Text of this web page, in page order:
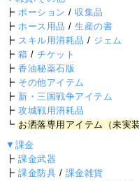
┣ポーション / 収集品
┣ホース用品 /生産の書
┣ スキル用消耗品 / ジェム
┣箱 /チケット
┣香油秘薬石版
┣ その他アイテム
┣ 新・三国戦争アイテム
┣攻城戦用消耗品
┗ お洒落専用アイテム（未実
▼課金
┣課金武器
┣課金防具 / 課金雑貨